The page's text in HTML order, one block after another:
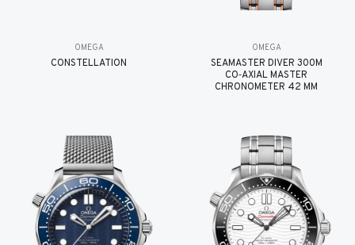
OMEGA
CONSTELLATION
OMEGA
SEAMASTER DIVER 300M
CO‑AXIAL MASTER
CHRONOMETER 42 MM